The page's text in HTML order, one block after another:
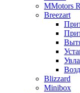
MMotors
Breezart
Blizzard
Minibox